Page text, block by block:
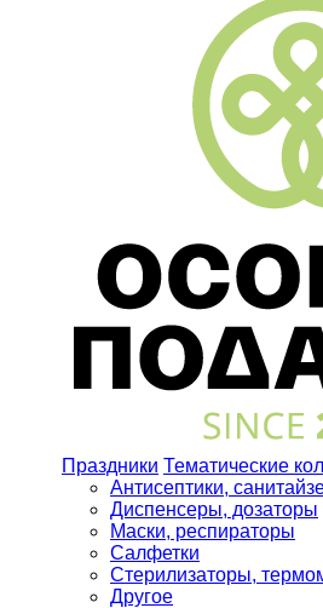
Праздники Тематические
Антисептики,
Диспенсеры, дозаторы
Маски, респираторы
Салфетки
Стерилизаторы,
Другое